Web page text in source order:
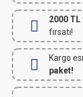
2000 TL
fırsatı!
Kargo
paket!